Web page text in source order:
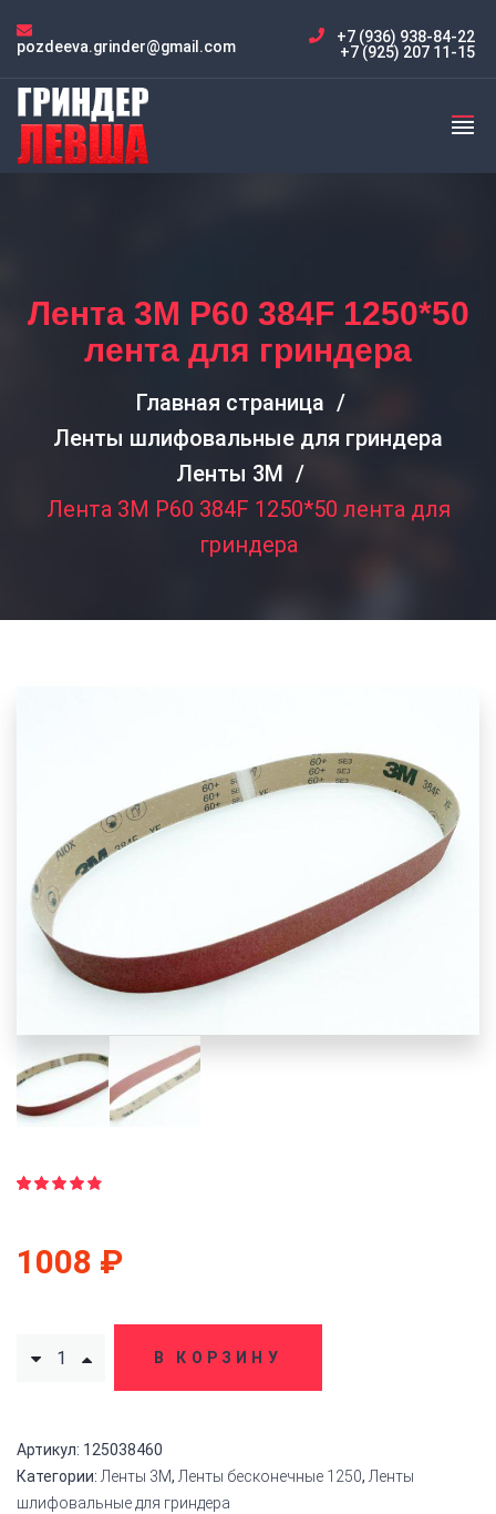
pozdeeva.grinder@gmail.com
+7 (936) 938-84-22
+7 (925) 207 11-15
Лента 3M P60 384F 1250*50
лента для гриндера
Главная страница
Ленты шлифовальные для гриндера
Ленты 3M
Лента 3M P60 384F 1250*50 лента для
гриндера
основе
опроса
1008 ₽
В КОРЗИНУ
Артикул: 125038460
Категории: Ленты 3M, Ленты бесконечные 1250, Ленты
шлифовальные для гриндера